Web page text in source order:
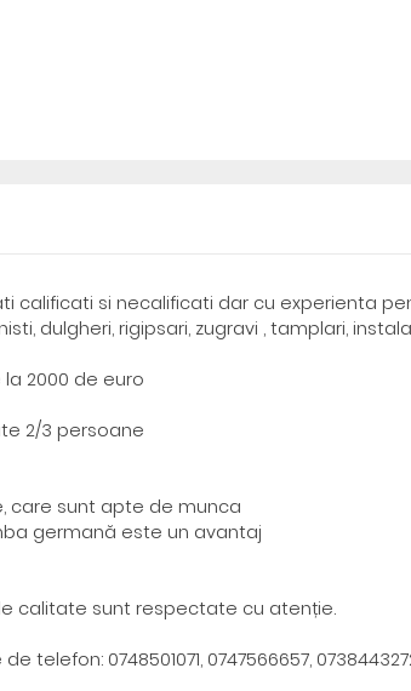
calificati si necalificati dar cu experienta
dulgheri, rigipsari, zugravi , tamplari,
2000 de euro
2/3 persoane
care sunt apte de munca
germană este un avantaj
calitate sunt respectate cu atenție.
telefon: 0748501071, 0747566657,